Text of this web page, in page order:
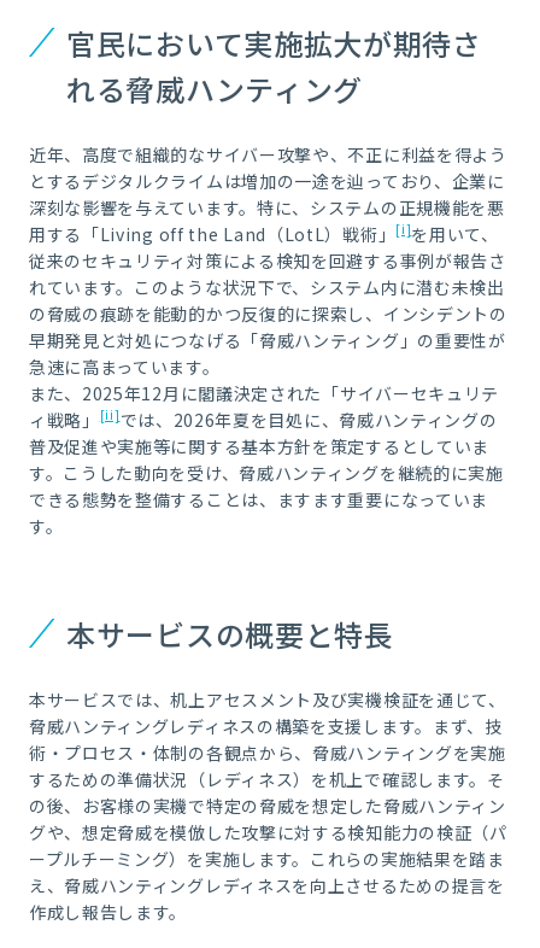
官民において実施拡大が期待さ
れる脅威ハンティング
近年、高度で組織的なサイバー攻撃や、不正に利益を得よう
とするデジタルクライムは増加の一途を辿っており、企業に
深刻な影響を与えています。特に、システムの正規機能を悪
用する「Living off the Land（LotL）戦術」
[i]を用いて、
従来のセキュリティ対策による検知を回避する事例が報告さ
れています。このような状況下で、システム内に潜む未検出
の脅威の痕跡を能動的かつ反復的に探索し、インシデントの
早期発見と対処につなげる「脅威ハンティング」の重要性が
急速に高まっています。
また、2025年12月に閣議決定された「サイバーセキュリテ
ィ戦略」[ii]では、2026年夏を目処に、脅威ハンティングの
普及促進や実施等に関する基本方針を策定するとしていま
す。こうした動向を受け、脅威ハンティングを継続的に実施
できる態勢を整備することは、ますます重要になっていま
す。
本サービスの概要と特長
本サービスでは、机上アセスメント及び実機検証を通じて、
脅威ハンティングレディネスの構築を支援します。まず、技
術・プロセス・体制の各観点から、脅威ハンティングを実施
するための準備状況（レディネス）を机上で確認します。そ
の後、お客様の実機で特定の脅威を想定した脅威ハンティン
グや、想定脅威を模倣した攻撃に対する検知能力の検証（パ
ープルチーミング）を実施します。これらの実施結果を踏ま
え、脅威ハンティングレディネスを向上させるための提言を
作成し報告します。